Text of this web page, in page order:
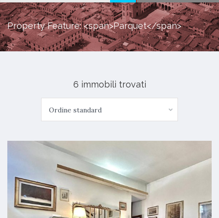
Property Feature: <span>Parquet</span>
6 immobili trovati
Ordine standard